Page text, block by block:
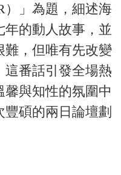
）」為題，細述海
的動人故事，並
難，但唯有先改變
這番話引發全場熱
與知性的氛圍中
碩的兩日論壇劃